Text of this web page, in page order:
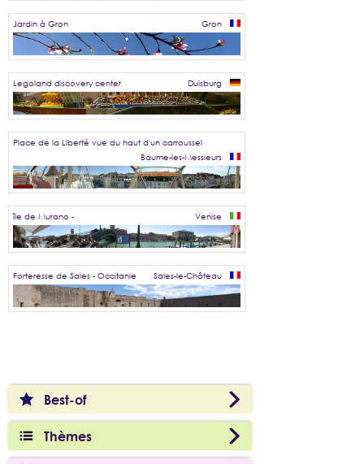
Best-of
Thèmes
Jardin à Gron Gron
Legoland discovery center Duisburg
Place de la Liberté vue du haut d'un carroussel
Baume-les-Messieurs
île de Murano - Venise
Forteresse de Sales - Occitanie Sales-le-Château